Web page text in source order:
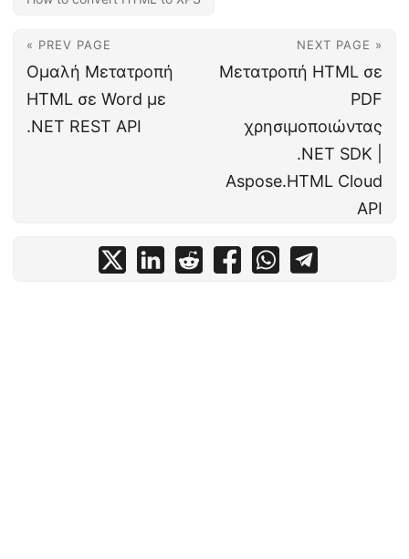
« PREV PAGE
Ομαλή Μετατροπή
HTML σε Word με
.NET REST API
NEXT PAGE »
Μετατροπή HTML σε
PDF
χρησιμοποιώντας
.NET SDK |
Aspose.HTML Cloud
API